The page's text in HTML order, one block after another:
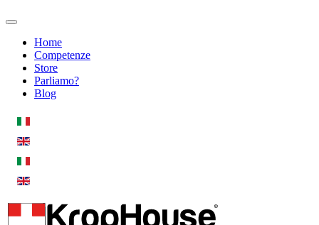
Home
Competenze
Store
Parliamo?
Blog